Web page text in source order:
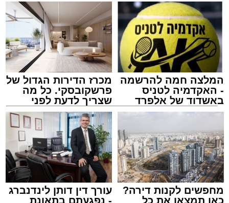
המלצה חמה להרשמה
- האקדמיה לטניס
באשדוד של אלפרד
קריאולנסקי - לילדים
מכרז הדירות הגדול של
פרשקובסקי. כל מה
שצריך לדעת לפני
שמגישים הצעה לדירה
באשדוד
מחפשים לקנות דירה?
כאן תמצאו את כל
עורך דין דותן לינדנברג
- נפגעתם בתאונת